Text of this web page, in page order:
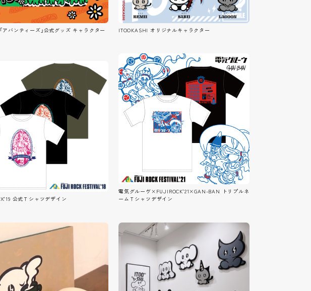
CONTACT
アバンティーズ」公式グッズ キャラクター
ITOOKASHI オリジナルキャラクター
電気グルーヴ×FUJIROCK'21×GAN-BAN トリプルネ
ームＴシャツデザイン
公式Ｔシャツデザイン